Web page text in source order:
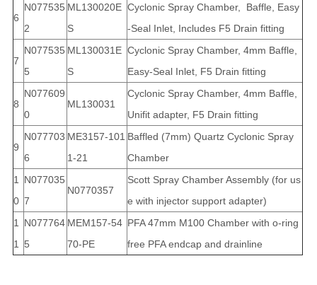
6
N077535
2
ML130020E
S
Cyclonic Spray Chamber, Baffle, Easy
-Seal Inlet, Includes F5 Drain fitting
7
N077535
5
ML130031E
S
Cyclonic Spray Chamber, 4mm Baffle,
Easy-Seal Inlet, F5 Drain fitting
8
N077609
0
ML130031
Cyclonic Spray Chamber, 4mm Baffle,
Unifit adapter, F5 Drain fitting
9
N077703
6
ME3157-101
1-21
Baffled (7mm) Quartz Cyclonic Spray
Chamber
1
0
N077035
7
N0770357
Scott Spray Chamber Assembly (for us
e with injector support adapter)
1
1
N077764
5
MEM157-54
70-PE
PFA 47mm M100 Chamber with o-ring
free PFA endcap and drainline